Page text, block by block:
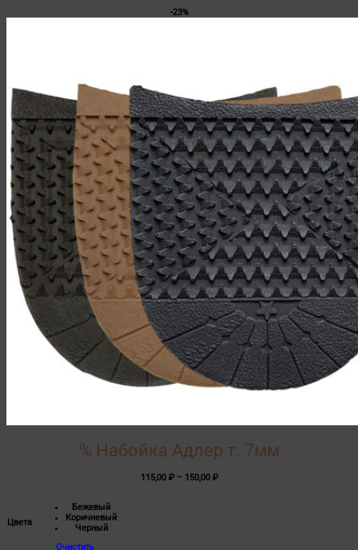
-23%
% Набойка Адлер т. 7мм
115,00 ₽ – 150,00 ₽Диапазон
Цвета
Бежевый
Коричневый
Черный
Очистить